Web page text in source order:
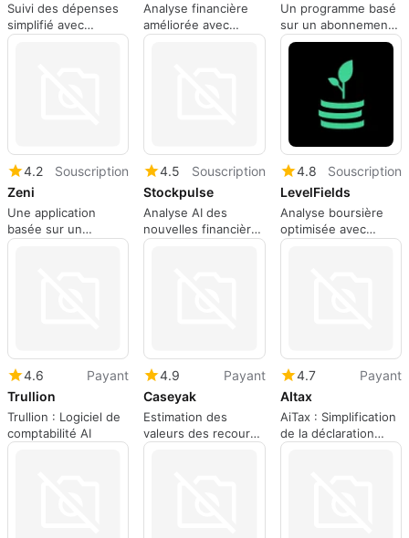
Suivi des dépenses
simplifié avec
ReceiptiX
Analyse financière
améliorée avec
WarrenAI
Un programme basé
sur un abonnement
pour les applications
Web, par docyt.
4.2
Souscription
Zeni
Une application
basée sur un
abonnement pour
4.5
Souscription
Stockpulse
Analyse AI des
nouvelles financières
avec Stockpulse
4.8
Souscription
LevelFields
Analyse boursière
optimisée avec
LevelFields
4.6
Payant
Trullion
Trullion : Logiciel de
comptabilité AI
4.9
Payant
Caseyak
Estimation des
valeurs des recours
en dommages
4.7
Payant
AItax
AiTax : Simplification
de la déclaration
fiscale